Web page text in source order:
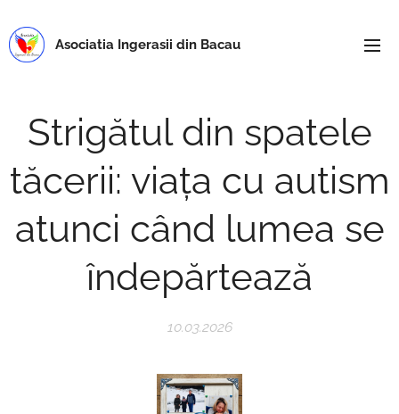
Asociatia Ingerasii din Bacau
Strigătul din spatele
tăcerii: viața cu autism
atunci când lumea se
îndepărtează
10.03.2026